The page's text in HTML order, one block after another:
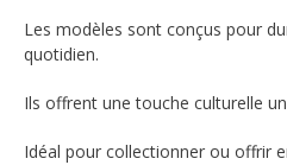
Les modèles sont conçus pour
quotidien.
Ils offrent une touche culturelle
Idéal pour collectionner ou offrir